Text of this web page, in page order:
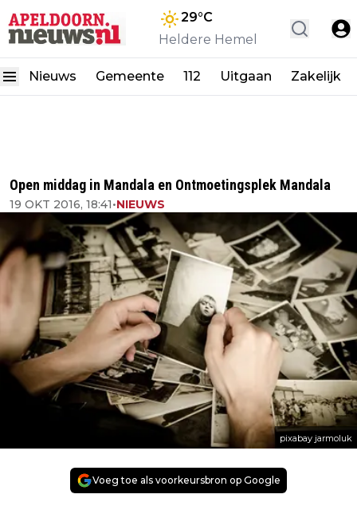
29°C
Heldere Hemel
Nieuws Gemeente 112 Uitgaan Zakelijk
Open middag in Mandala en Ontmoetingsplek Mandala
19 OKT 2016, 18:41•NIEUWS
pixabay jarmoluk
Voeg toe als voorkeursbron op Google